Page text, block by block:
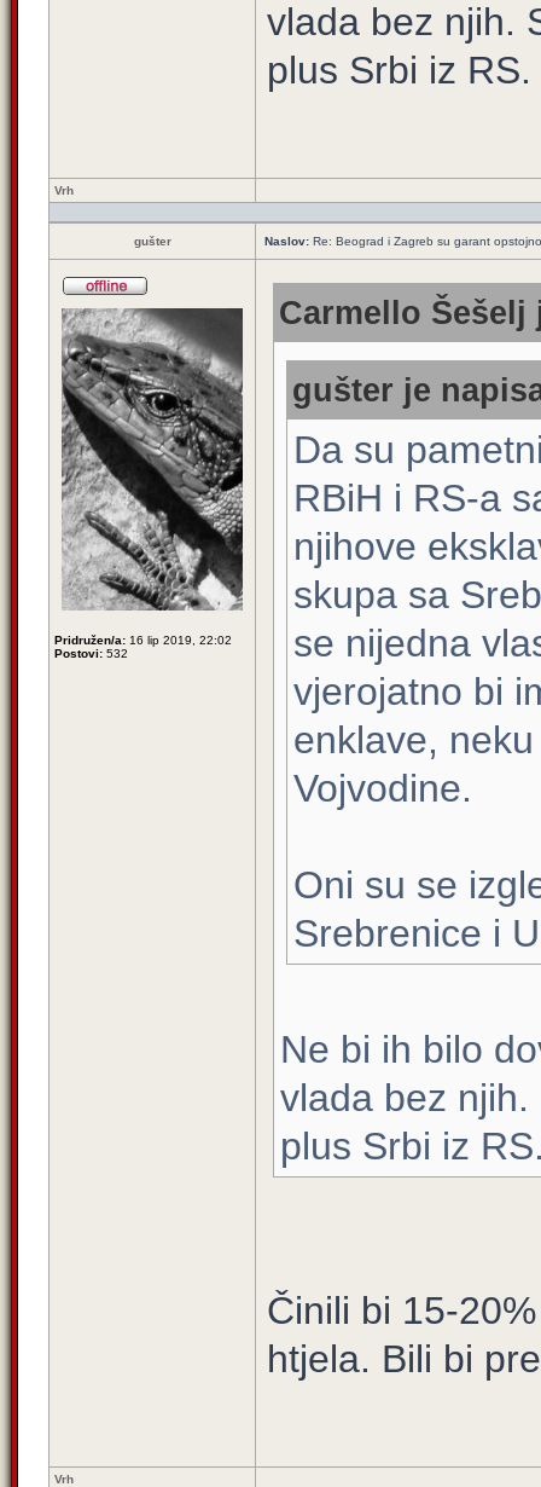
vlada bez njih.
plus Srbi iz
Vrh
gušter Naslov: Re: Beograd i Zagreb su garant
Pridružen/a: 16 lip 2019, 22:02
Postovi: 532
Carmello Šešelj
gušter je
Da su
RBiH i RS-a
njihove
skupa sa
se nijedna
vjerojatno bi
enklave,
Vojvodine.
Oni su se
Srebrenice i
Ne bi ih bilo
vlada bez
plus Srbi iz
Činili bi 15-
htjela. Bili bi
Vrh